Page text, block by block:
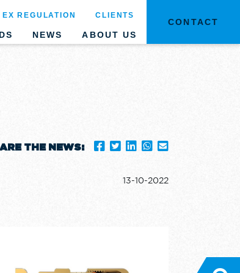
EX REGULATION CLIENTS
NEWS ABOUT US
CONTACT
THE NEWS:
13-10-2022